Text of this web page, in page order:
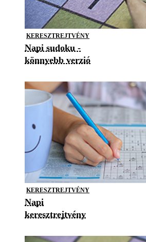
KERESZTREJTVÉNY
Napi sudoku -
könnyebb verzió
KERESZTREJTVÉNY
Napi
keresztrejtvény